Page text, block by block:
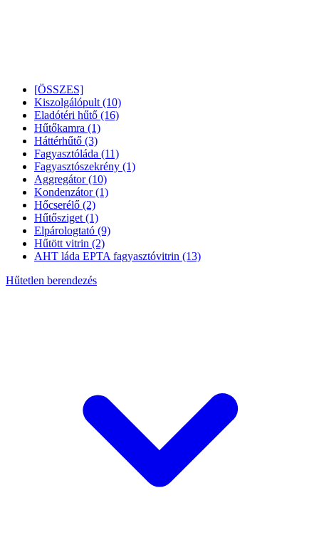
[ÖSSZES]
Kiszolgálópult (10)
Eladótéri hűtő (16)
Hűtőkamra (1)
Háttérhűtő (3)
Fagyasztóláda (11)
Fagyasztószekrény (1)
Aggregátor (10)
Kondenzátor (1)
Hőcserélő (2)
Hűtősziget (1)
Elpárologtató (9)
Hűtött vitrin (2)
AHT láda EPTA fagyasztóvitrin (13)
Hűtetlen berendezés